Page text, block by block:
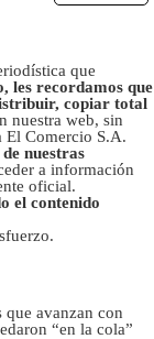
que
les recordamos que
copiar total
nuestra web, sin
El Comercio S.A.
nuestras
a información
oficial.
el contenido
avanzan con
“en la cola”